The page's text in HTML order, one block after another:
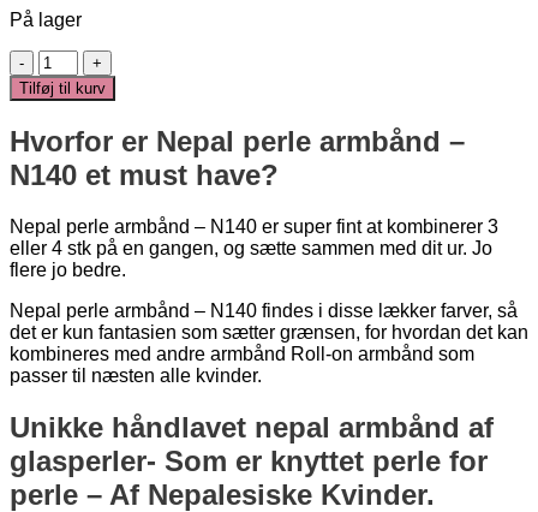
kr. 75,00.
På lager
Nepal
perle
armbånd
N140
antal
Tilføj til kurv
Hvorfor er Nepal perle armbånd –
N140 et must have?
Nepal perle armbånd – N140 er super fint at kombinerer 3
eller 4 stk på en gangen, og sætte sammen med dit ur. Jo
flere jo bedre.
Nepal perle armbånd – N140 findes i disse lækker farver, så
det er kun fantasien som sætter grænsen, for hvordan det kan
kombineres med andre armbånd Roll-on armbånd som
passer til næsten alle kvinder.
Unikke håndlavet nepal armbånd af
glasperler- Som er knyttet perle for
perle – Af Nepalesiske Kvinder.